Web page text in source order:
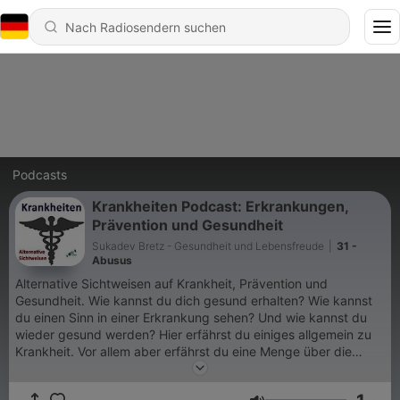
Podcasts
Krankheiten Podcast: Erkrankungen,
Prävention und Gesundheit
Sukadev Bretz - Gesundheit und Lebensfreude
31 -
Abusus
Alternative Sichtweisen auf Krankheit, Prävention und
Gesundheit. Wie kannst du dich gesund erhalten? Wie kannst
du einen Sinn in einer Erkrankung sehen? Und wie kannst du
wieder gesund werden? Hier erfährst du einiges allgemein zu
Krankheit. Vor allem aber erfährst du eine Menge über die
verschiedenen Krankheiten, und wie du damit umgehen